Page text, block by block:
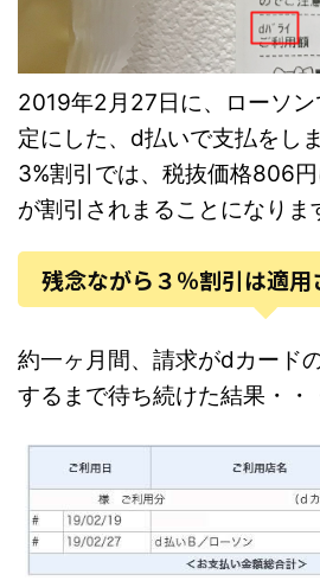
2019年2月27日に、ローソ
定にした、d払いで支払をし
3%割引では、税抜価格806
が割引されまることになりま
残念ながら３％割引は適用
約一ヶ月間、請求がdカード
するまで待ち続けた結果・・